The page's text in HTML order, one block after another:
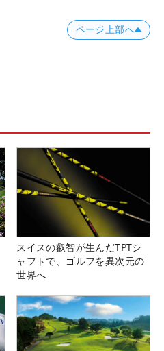
ページ上部へ
スイスの叡智が生んだTPTシ
ャフトで、ゴルフを異次元の
世界へ